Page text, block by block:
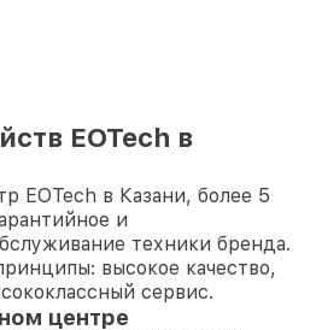
EOTech в
EOTech в Казани, более 5
и
техники бренда.
высокое качество,
сервис.
центре